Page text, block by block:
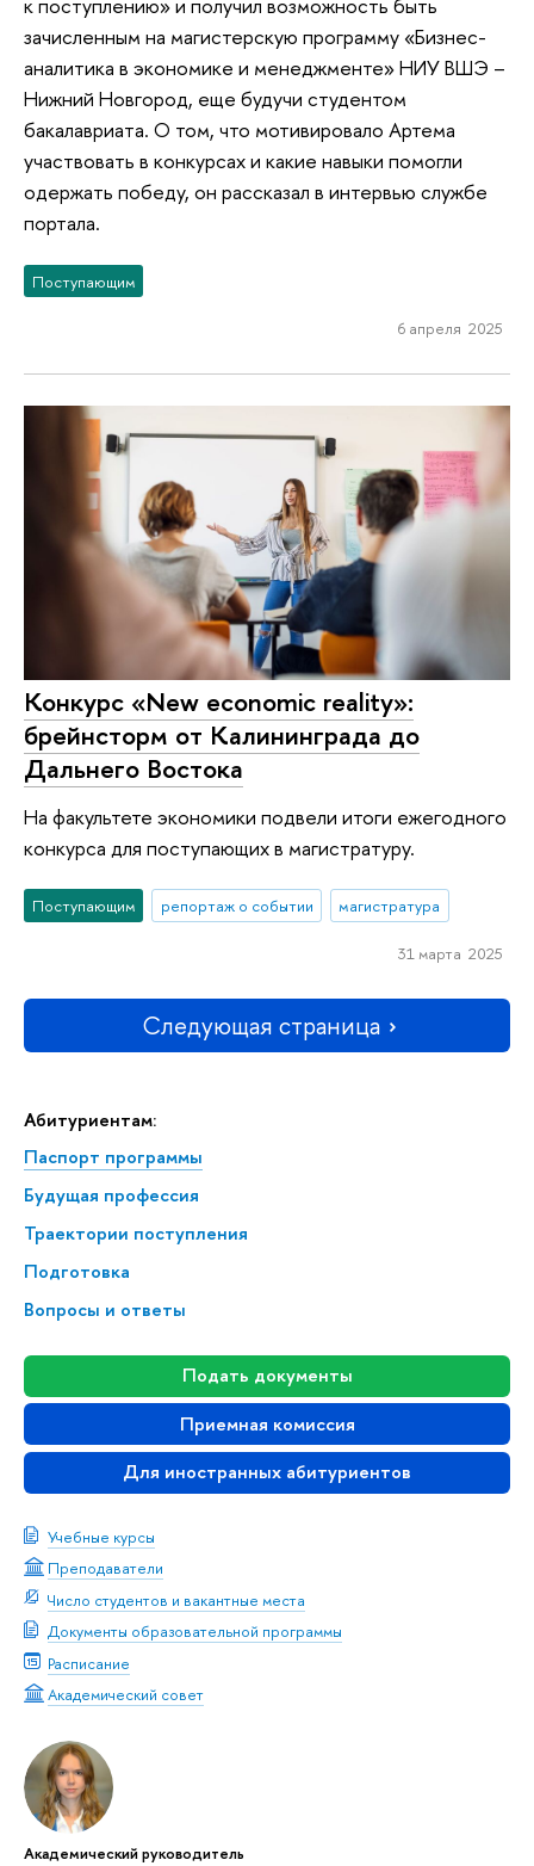
Абитуриентам:
Паспорт программы
Будущая профессия
Траектории поступления
Подготовка
Вопросы и ответы
Подать документы
Приемная комиссия
Для иностранных абитуриентов
Учебные курсы
Преподаватели
Число студентов и вакантные места
Документы образовательной программы
Расписание
Академический совет
Академический руководитель
зачисленным на магистерскую программу «Бизнес-
аналитика в экономике и менеджменте» НИУ ВШЭ –
Нижний Новгород, еще будучи студентом
бакалавриата. О том, что мотивировало Артема
участвовать в конкурсах и какие навыки помогли
одержать победу, он рассказал в интервью службе
портала.
Поступающим
6 апреля 2025
Конкурс «New economic reality»:
брейнсторм от Калининграда до
Дальнего Востока
На факультете экономики подвели итоги ежегодного
конкурса для поступающих в магистратуру.
Поступающим репортаж о событии магистратура
31 марта 2025
Следующая страница